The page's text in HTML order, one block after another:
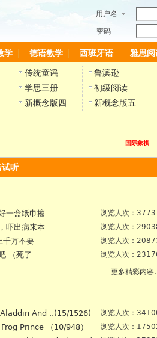
用户名
密码
学 德语教学 西班牙语 雅思阅
传统童谣 鲁滨逊
学思三册 初级阅读
新概念版四 新概念版五
国际象棋
听
一盒纸巾擦 浏览人次：
吓出病来本 浏览人次：
千万不要 浏览人次：
（死了 浏览人次：
更多精彩内容
Aladdin And ..(15/1526) 浏览人次：
Prince （10/948） 浏览人次：